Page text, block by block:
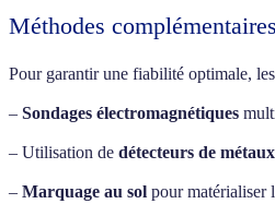
Méthodes
Pour garantir une fiabilité optimale,
– Sondages électromagnétiques
– Utilisation de détecteurs de métaux
– Marquage au sol pour matérialiser